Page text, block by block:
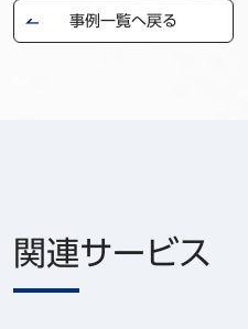
事例一覧へ戻る
関連サービス